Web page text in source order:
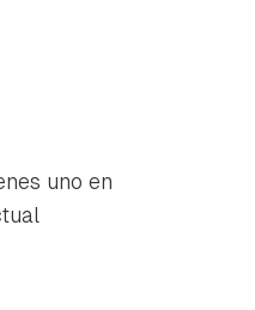
uno en